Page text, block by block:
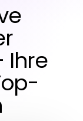
Ihre